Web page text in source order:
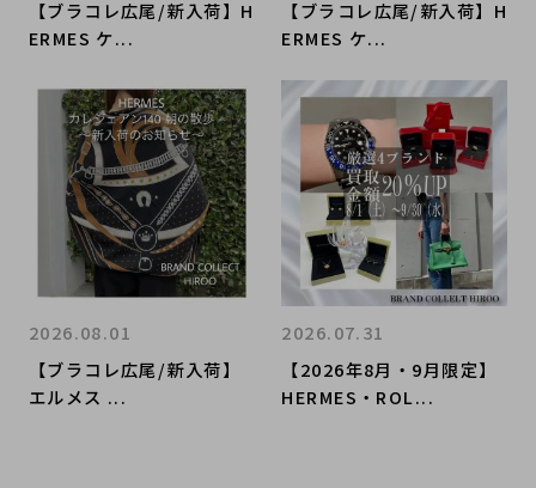
【ブラコレ広尾/新入荷】H
ERMES ケ...
【ブラコレ広尾/新入荷】H
ERMES ケ...
【ブラコレ広尾/新入荷】
エルメス ...
2026.08.01
【2026年8月・9月限定】
HERMES・ROL...
2026.07.31